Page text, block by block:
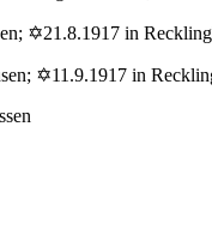
✡21.8.1917 in
✡11.9.1917 in